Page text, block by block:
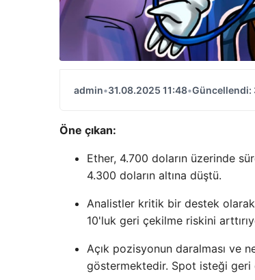
admin•31.08.2025 11:48•Güncellendi:
Öne çıkan:
Ether, 4.700 doların üzerinde
4.300 doların altına düştü.
Analistler kritik bir destek olarak
10'luk geri çekilme riskini
Açık pozisyonun daralması ve
göstermektedir. Spot isteği geri